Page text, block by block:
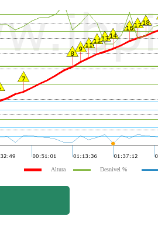
Altura Desnivel %